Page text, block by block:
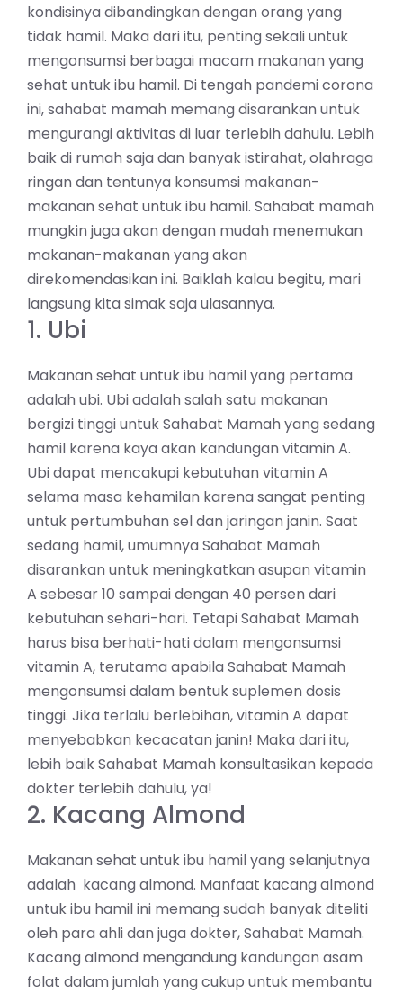
kondisinya dibandingkan dengan orang yang
tidak hamil. Maka dari itu, penting sekali untuk
mengonsumsi berbagai macam makanan yang
sehat untuk ibu hamil. Di tengah pandemi corona
ini, sahabat mamah memang disarankan untuk
mengurangi aktivitas di luar terlebih dahulu. Lebih
baik di rumah saja dan banyak istirahat,olahraga
ringan dan tentunya konsumsi makanan-
makanan sehat untuk ibu hamil. Sahabat mamah
mungkin juga akan dengan mudah menemukan
makanan-makanan yang akan
direkomendasikan ini. Baiklah kalau begitu, mari
langsung kita simak saja ulasannya.
1. Ubi
Makanan sehat untuk ibu hamil yang pertama
adalah ubi. Ubi adalah salah satu makanan
bergizi tinggi untuk Sahabat Mamah yang sedang
hamil karena kaya akan kandungan vitamin A.
Ubi dapat mencakupi kebutuhan vitamin A
selama masa kehamilan karena sangat penting
untuk pertumbuhan sel dan jaringan janin. Saat
sedang hamil, umumnya Sahabat Mamah
disarankan untuk meningkatkan asupan vitamin
A sebesar 10 sampai dengan 40 persen dari
kebutuhan sehari-hari. Tetapi Sahabat Mamah
harus bisa berhati-hati dalam mengonsumsi
vitamin A, terutama apabila Sahabat Mamah
mengonsumsi dalam bentuk suplemen dosis
tinggi. Jika terlalu berlebihan, vitamin A dapat
menyebabkan kecacatan janin! Maka dari itu,
lebih baik Sahabat Mamah konsultasikan kepada
dokter terlebih dahulu, ya!
2. Kacang Almond
Makanan sehat untuk ibu hamil yang selanjutnya
adalah kacang almond. Manfaat kacang almond
untuk ibu hamil ini memang sudah banyak diteliti
oleh para ahli dan juga dokter, Sahabat Mamah.
Kacang almond mengandung kandungan asam
folat dalam jumlah yang cukup untuk membantu